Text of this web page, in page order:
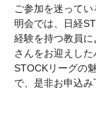
ご参加を迷って
明会では、日経
経験を持つ教員
さんをお迎えし
STOCKリーグの
で、是非お申込み